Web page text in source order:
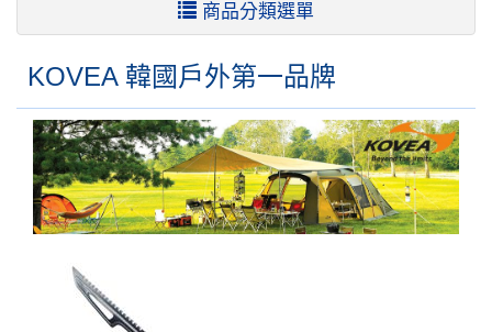
商品分類選單
KOVEA 韓國戶外第一品牌